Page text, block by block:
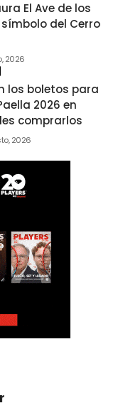
El Ave de los
del Cerro
2026
los boletos para
2026 en
comprarlos
2026